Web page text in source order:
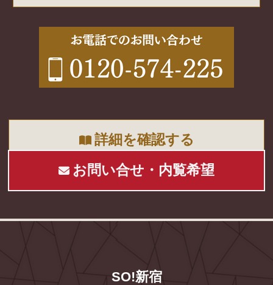
詳細を確認する
お問い合せ・内覧希望
SO!新宿